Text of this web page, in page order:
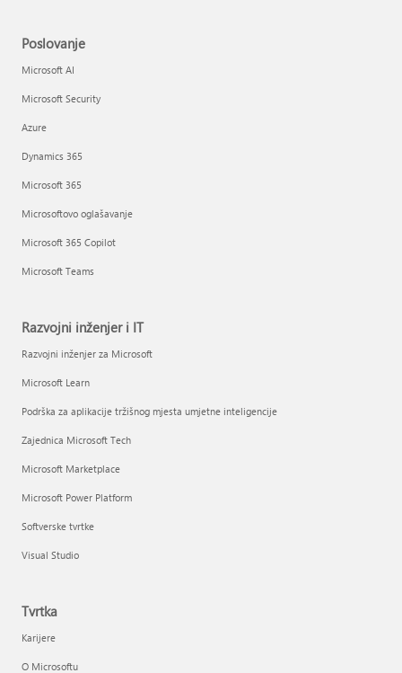
Poslovanje
Microsoft AI
Microsoft Security
Azure
Dynamics 365
Microsoft 365
Microsoftovo oglašavanje
Microsoft 365 Copilot
Microsoft Teams
Razvojni inženjer i IT
Razvojni inženjer za Microsoft
Microsoft Learn
Podrška za aplikacije tržišnog mjesta umjetne inteligencije
Zajednica Microsoft Tech
Microsoft Marketplace
Microsoft Power Platform
Softverske tvrtke
Visual Studio
Tvrtka
Karijere
O Microsoftu